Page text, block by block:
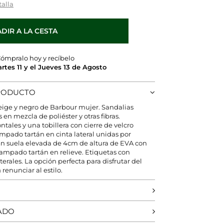
A LA CESTA
hoy y recíbelo
11 y el Jueves 13 de Agosto
y negro de Barbour mujer. Sandalias
mezcla de poliéster y otras fibras.
y una tobillera con cierre de velcro
tartán en cinta lateral unidas por
suela elevada de 4cm de altura de EVA con
tartán en relieve. Etiquetas con
La opción perfecta para disfrutar del
al estilo.